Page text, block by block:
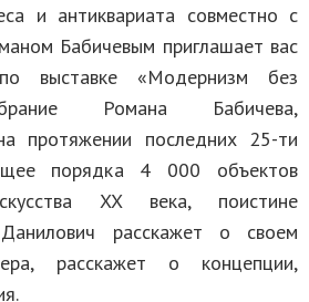
и антиквариата совместно с
Бабичевым приглашает вас
выставке «Модернизм без
Романа Бабичева,
протяжении последних 25-ти
порядка 4 000 объектов
XX века, поистине
расскажет о своем
расскажет о концепции,